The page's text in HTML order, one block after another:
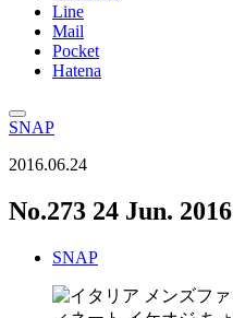
Line
Mail
Pocket
Hatena
SNAP
2016.06.24
No.273 24 Jun. 2016
SNAP